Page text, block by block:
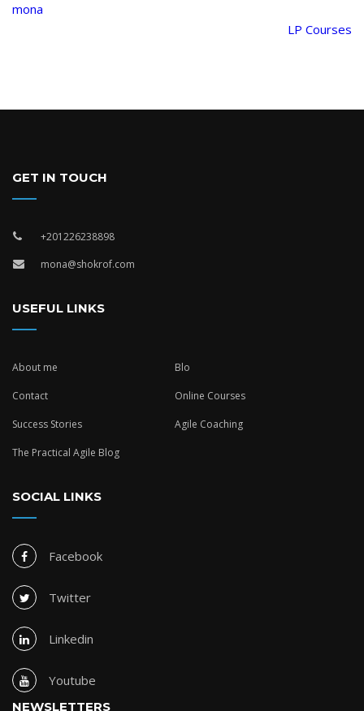
mona
LP Courses
GET IN TOUCH
+201226238898
mona@shokrof.com
USEFUL LINKS
About me Blo
Contact Online Courses
Success Stories Agile Coaching
The Practical Agile Blog
SOCIAL LINKS
Facebook
Twitter
Linkedin
Youtube
NEWSLETTERS